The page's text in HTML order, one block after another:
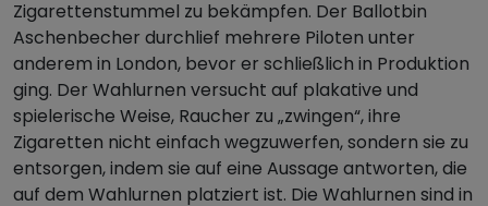
Zigarettenstummel zu bekämpfen. Der Ballotbin
Aschenbecher durchlief mehrere Piloten unter
anderem in London, bevor er schließlich in Produktion
ging. Der Wahlurnen versucht auf plakative und
spielerische Weise, Raucher zu „zwingen“, ihre
Zigaretten nicht einfach wegzuwerfen, sondern sie zu
entsorgen, indem sie auf eine Aussage antworten, die
auf dem Wahlurnen platziert ist. Die Wahlurnen sind in